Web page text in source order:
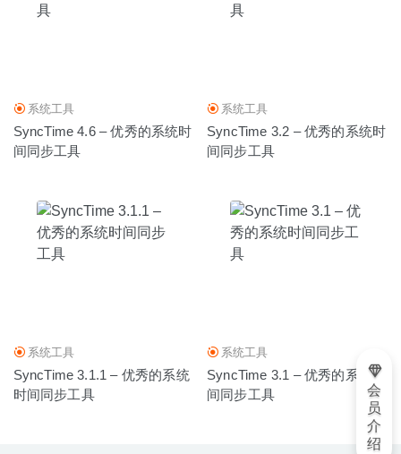
系统工具
SyncTime 4.6 – 优秀的系统时
间同步工具
系统工具
SyncTime 3.2 – 优秀的系统时
间同步工具
系统工具
SyncTime 3.1.1 – 优秀的系统
时间同步工具
系统工具
SyncTime 3.1 – 优秀的系统时
间同步工具
会
员
介
绍
AltTab 3.16.3 中文版-窗口快速切换神器